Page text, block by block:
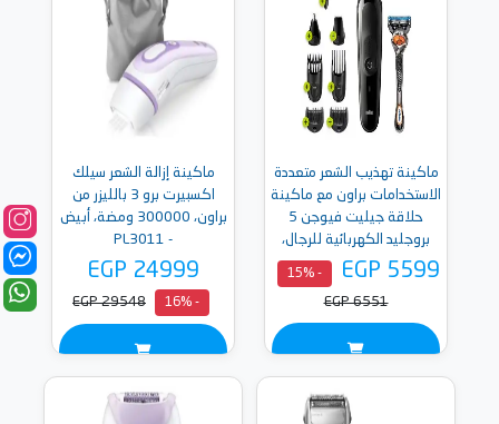
ماكينة تهذيب الشعر متعددة
الاستخدامات براون مع ماكينة
حلاقة جيليت فيوجن 5
بروجليد الكهربائية للرجال،
اسود- MGK5260
EGP 5599
- 15%
EGP 6551
ماكينة إزالة الشعر سيلك
اكسبيرت برو 3 بالليزر من
براون، 300000 ومضة، أبيض
- PL3011
EGP 24999
- 16%
EGP 29548